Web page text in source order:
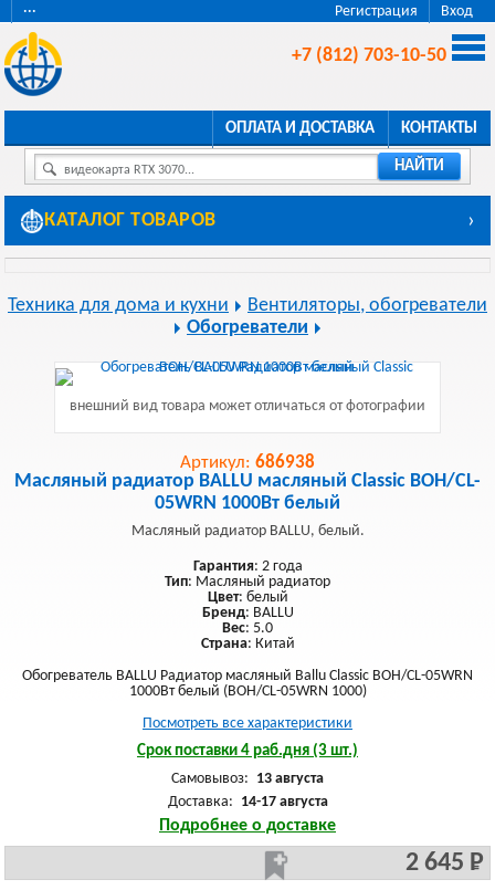
Регистрация Вход
···
+7 (812) 703-10-50
ОПЛАТА И ДОСТАВКА КОНТАКТЫ
видеокарта RTX 3070... НАЙТИ
КАТАЛОГ ТОВАРОВ ›
Техника для дома и кухни
Вентиляторы, обогреватели
Обогреватели
внешний вид товара может отличаться от фотографии
Артикул: 686938
Масляный радиатор BALLU масляный Classic BOH/CL-
05WRN 1000Вт белый
Масляный радиатор BALLU, белый.
Гарантия: 2 года
Тип: Масляный радиатор
Цвет: белый
Бренд: BALLU
Вес: 5.0
Страна: Китай
Обогреватель BALLU Радиатор масляный Ballu Classic BOH/CL-05WRN
1000Вт белый (BOH/CL-05WRN 1000)
Посмотреть все характеристики
Срок поставки 4 раб.дня (3 шт.)
Самовывоз: 13 августа
Доставка: 14-17 августа
Подробнее о доставке
2 645 Р